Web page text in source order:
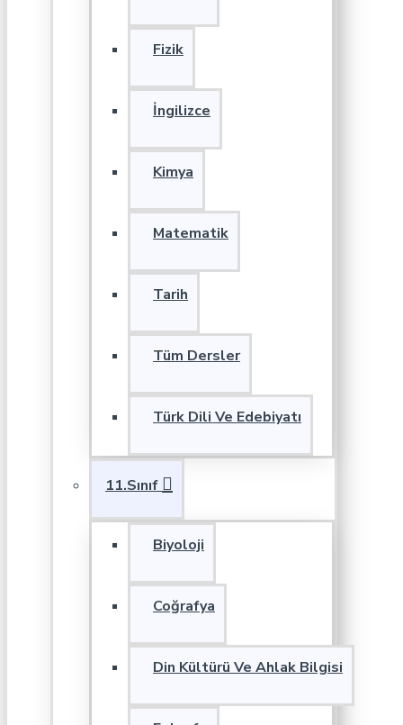
Fizik
İngilizce
Kimya
Matematik
Tarih
Tüm Dersler
Türk Dili Ve Edebiyatı
11.Sınıf
Biyoloji
Coğrafya
Din Kültürü Ve Ahlak Bilgisi